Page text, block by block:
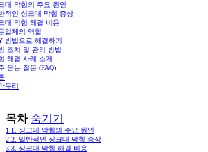
대 막힘의 주요 원인
적인 싱크대 막힘 증상
대 막힘 해결 비용
업체의 역할
방법으로 해결하기
조치 및 관리 방법
해결 사례 소개
묻는 질문 (FAQ)
무리
목차 숨기기
1 1. 싱크대 막힘의 주요 원인
2 2. 일반적인 싱크대 막힘 증상
3 3. 싱크대 막힘 해결 비용